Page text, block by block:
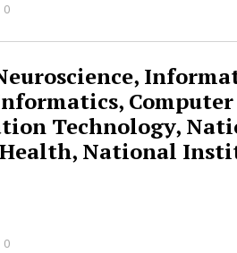
0
Technology,
National
0